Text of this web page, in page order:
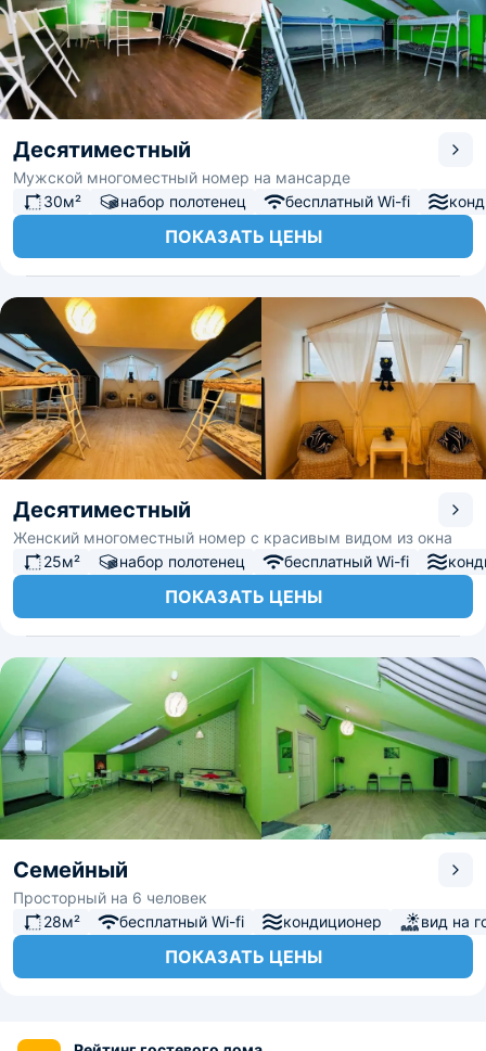
Десятиместный
Мужской многоместный номер на мансарде
30м²
набор полотенец бесплатный Wi-fi
ПОКАЗАТЬ ЦЕНЫ
Десятиместный
Женский многоместный номер с красивым видом из окна
25м²
набор полотенец бесплатный Wi-fi
ПОКАЗАТЬ ЦЕНЫ
Семейный
Просторный на 6 человек
28м²
бесплатный Wi-fi кондиционер вид на
ПОКАЗАТЬ ЦЕНЫ